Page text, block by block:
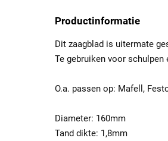
Productinformatie
Dit zaagblad is uitermate
Te gebruiken voor schulpen
O.a. passen op: Mafell,
Diameter: 160mm
Tand dikte: 1,8mm